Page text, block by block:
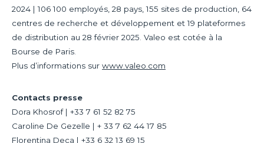
2024 | 106 100 employés, 28 pays, 155 sites de production, 64
centres de recherche et développement et 19 plateformes
de distribution au 28 février 2025. Valeo est cotée à la
Bourse de Paris.
Plus d’informations sur www.valeo.com
Contacts presse
Dora Khosrof | +33 7 61 52 82 75
Caroline De Gezelle | + 33 7 62 44 17 85
Florentina Deca | +33 6 32 13 69 15